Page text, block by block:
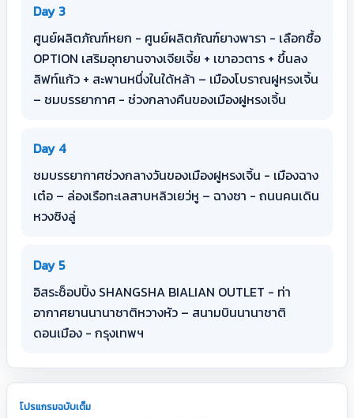
Day 3
ศูนย์ผลิตภัณฑ์หยก - ศูนย์ผลิตภัณฑ์ยางพารา - เลือกซื้อ
OPTION เสริมอุทยานจางเจียเจี้ย + เขาอวตาร + ขึ้นลง
ลิฟท์แก้ว + สะพานหนึ่งในใด้หล้า – เมืองโบราณฝูหรงเจิ้น
– ชมบรรยากาศ - ช่วงกลางคืนของเมืองฝูหรงเจิ้น
Day 4
ชมบรรยากาศช่วงกลางวันของเมืองฝูหรงเจิ้น - เมืองฉาง
เต๋อ – ล่องเรือทะเลสาบหลิวเยว่หู – ฉางซา - ถนนคนเดิน
หวงซิงลู่
Day 5
อิสระช็อปปิ้ง SHANGSHA BIALIAN OUTLET - ท่า
อากาศยานนานาชาติหวางหัว – สนามบินนานาชาติ
ดอนเมือง - กรุงเทพฯ
โปรแกรมฉบับเต็ม